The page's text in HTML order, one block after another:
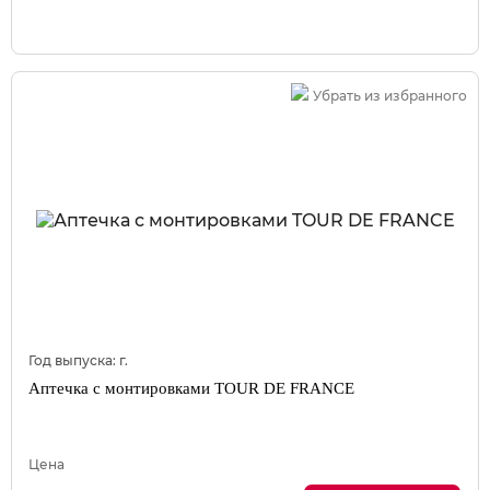
Убрать из избранного
Год выпуска: г.
Аптечка с монтировками TOUR DE FRANCE
Цена